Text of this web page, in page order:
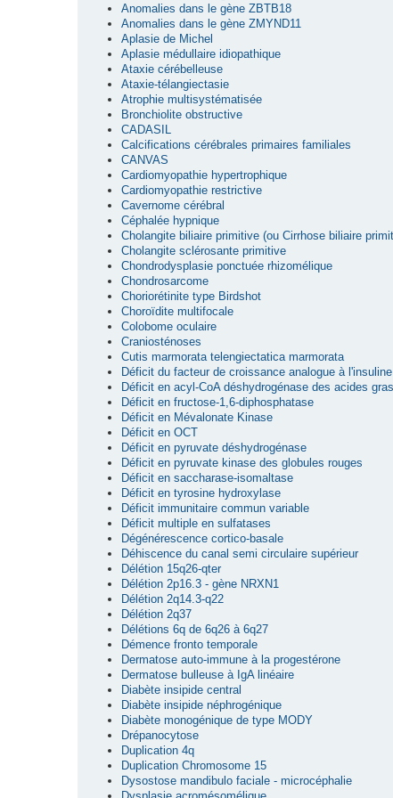
Anomalies dans le gène ZBTB18
Anomalies dans le gène ZMYND11
Aplasie de Michel
Aplasie médullaire idiopathique
Ataxie cérébelleuse
Ataxie-télangiectasie
Atrophie multisystématisée
Bronchiolite obstructive
CADASIL
Calcifications cérébrales primaires familiales
CANVAS
Cardiomyopathie hypertrophique
Cardiomyopathie restrictive
Cavernome cérébral
Céphalée hypnique
Cholangite biliaire primitive (ou Cirrhose biliaire
Cholangite sclérosante primitive
Chondrodysplasie ponctuée rhizomélique
Chondrosarcome
Choriorétinite type Birdshot
Choroïdite multifocale
Colobome oculaire
Craniosténoses
Cutis marmorata telengiectatica marmorata
Déficit du facteur de croissance analogue à
Déficit en acyl-CoA déshydrogénase des acides
Déficit en fructose-1,6-diphosphatase
Déficit en Mévalonate Kinase
Déficit en OCT
Déficit en pyruvate déshydrogénase
Déficit en pyruvate kinase des globules rouges
Déficit en saccharase-isomaltase
Déficit en tyrosine hydroxylase
Déficit immunitaire commun variable
Déficit multiple en sulfatases
Dégénérescence cortico-basale
Déhiscence du canal semi circulaire supérieur
Délétion 15q26-qter
Délétion 2p16.3 - gène NRXN1
Délétion 2q14.3-q22
Délétion 2q37
Délétions 6q de 6q26 à 6q27
Démence fronto temporale
Dermatose auto-immune à la progestérone
Dermatose bulleuse à IgA linéaire
Diabète insipide central
Diabète insipide néphrogénique
Diabète monogénique de type MODY
Drépanocytose
Duplication 4q
Duplication Chromosome 15
Dysostose mandibulo faciale - microcéphalie